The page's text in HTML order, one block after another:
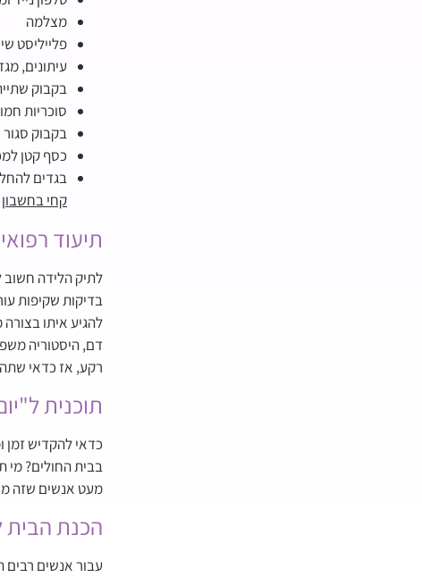
מצלמה
פלייליסט
עיתונים,
בקבוק
סוכריות
בקבוק
כסף קטן
בגדים
קחי בחשבון
תיעוד
לתיק הלידה חשוב
בדיקות שקיפות
להגיע איתו בצורה
דם, היסטוריה
רקע, אז כדאי
תוכנית
כדאי להקדיש
בבית החולים? מי
מעט אנשים שזה
הכנת הבית
עבור אנשים רבים